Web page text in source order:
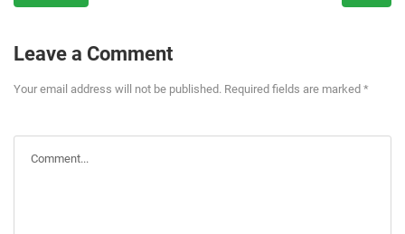
Leave a Comment
Your email address will not be published. Required fields are marked *